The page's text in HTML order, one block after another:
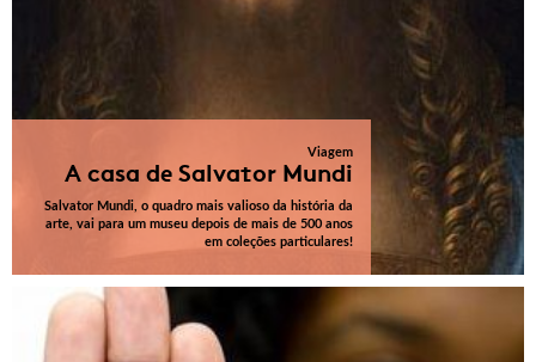
Viagem
A casa de Salvator Mundi
Salvator Mundi, o quadro mais valioso da história da
arte, vai para um museu depois de mais de 500 anos
em coleções particulares!